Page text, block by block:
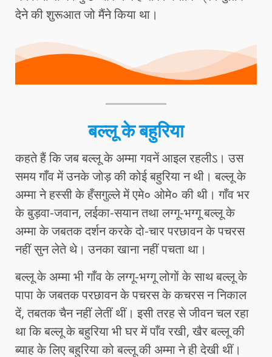
देने की शुरूआत जो मैंने किया था।
बल्लू के बहुरिया
कहते हैं कि जब बल्लू के अम्मा गवनें आइल रहलीऽ। उस
समय गाँव में उनके जोड़ की कोई बहुरिया न थी। बल्लू के
अम्मा ने हस्सी के हँसगुल्ले में एमे० ओमे० की थी। गाँव भर
के बुड़वा-जवान, लईका-सयान तथा लग्गू-भग्गू बल्लू के
अम्मा के जबतक दर्शन करके दो-चार परछावन के पचरस
नहीं सुन लेते थे। उनका खाना नहीं पचता था।
बल्लू के अम्मा भी गाँव के लग्गू-भग्गू लोगों के साथ बल्लू के
पापा के जबतक परछावन के पचरस के कचरस न निकाल
दें, तबतक चैन नहीं लेतीं थीं। इसी तरह से जीवन चल रहा
था कि बल्लू के बहुरिया भी घर में पाँव रखी, खैर बल्लू की
ब्याह के लिए बहुरिया को बल्लू की अम्मा ने ही देखी थीं।